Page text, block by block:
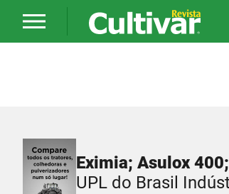
Eximia; Asulox
UPL do Brasil